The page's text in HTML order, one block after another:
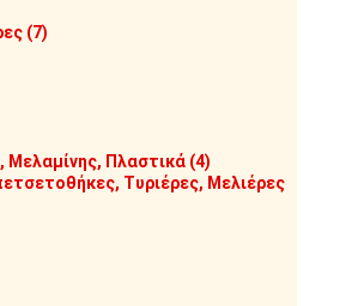
(7)
Μελαμίνης, Πλαστικά (4)
Τυριέρες, Μελιέρες